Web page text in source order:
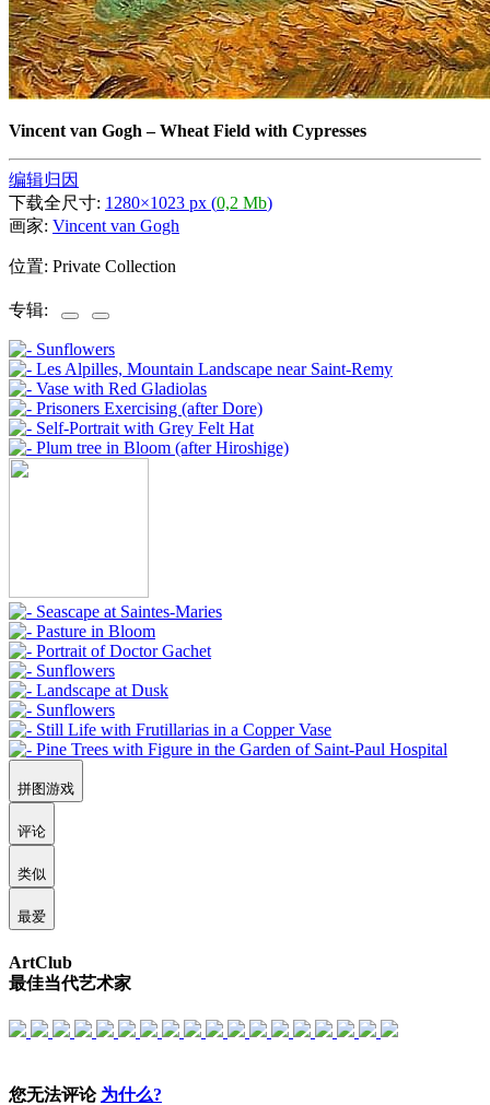
Vincent van Gogh –Wheat Field with Cypresses
编辑归因
下载全尺寸: 1280×1023 px (0,2 Mb)
画家: Vincent van Gogh
位置: Private Collection
专辑:
拼图游戏
评论
类似
最爱
ArtClub
最佳当代艺术家
您无法评论 为什么?